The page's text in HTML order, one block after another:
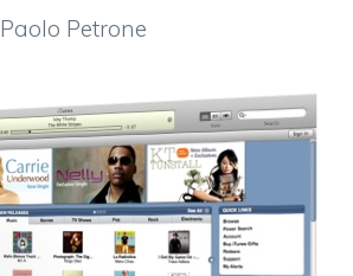
Paolo Petrone